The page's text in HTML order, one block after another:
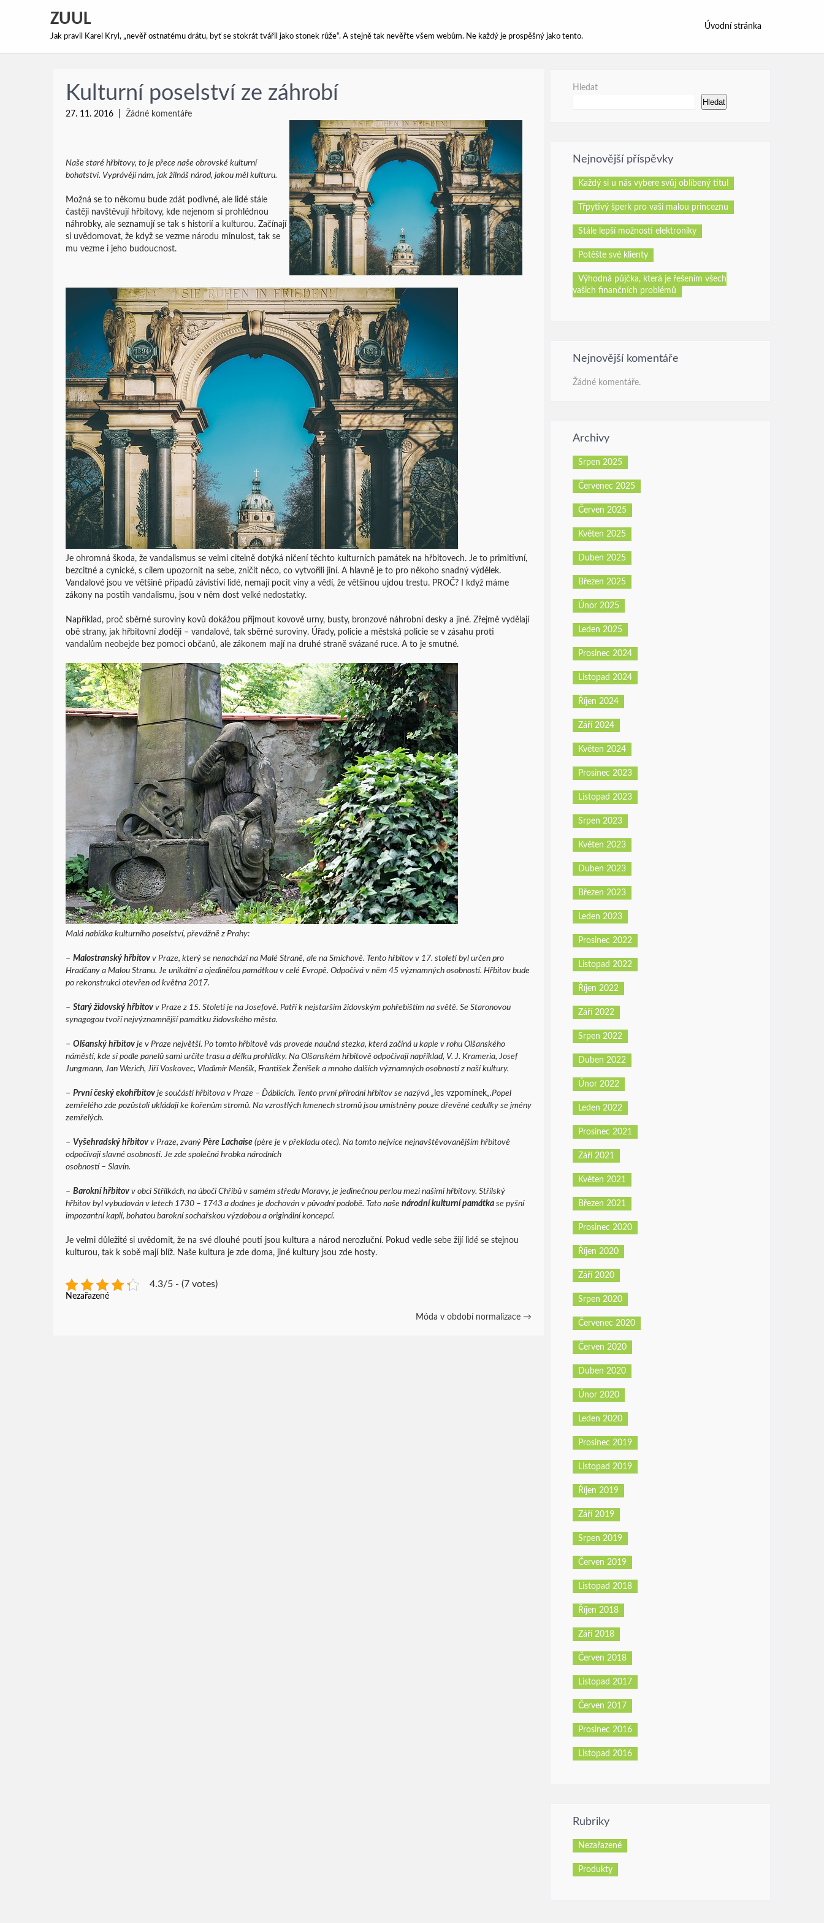
ZUUL
Jak pravil Karel Kryl, „nevěř ostnatému drátu, byť se stokrát tvářil jako stonek růže“. A stejně tak nevěřte všem webům. Ne každý je prospěšný jako tento.
Úvodní stránka
Kulturní poselství ze záhrobí
27. 11. 2016 Žádné komentáře
Naše staré hřbitovy, to je přece naše obrovské kulturní
bohatství. Vyprávějí nám, jak žilnáš národ, jakou měl kulturu.
Možná se to někomu bude zdát podivné, ale lidé stále
častěji navštěvují hřbitovy, kde nejenom si prohlédnou
náhrobky, ale seznamují se tak s historií a kulturou. Začínají
si uvědomovat, že když se vezme národu minulost, tak se
mu vezme i jeho budoucnost.
Je ohromná škoda, že vandalismus se velmi citelně dotýká ničení těchto kulturních památek na hřbitovech. Je to primitivní,
bezcitné a cynické, s cílem upozornit na sebe, zničit něco, co vytvořili jiní. A hlavně je to pro někoho snadný výdělek.
Vandalové jsou ve většině případů závistiví lidé, nemají pocit viny a vědí, že většinou ujdou trestu. PROČ? I když máme
zákony na postih vandalismu, jsou v něm dost velké nedostatky.
Například, proč sběrné suroviny kovů dokážou přijmout kovové urny, busty, bronzové náhrobní desky a jiné. Zřejmě vydělají
obě strany, jak hřbitovní zloději – vandalové, tak sběrné suroviny. Úřady, policie a městská policie se v zásahu proti
vandalům neobejde bez pomoci občanů, ale zákonem mají na druhé straně svázané ruce. A to je smutné.
Malá nabídka kulturního poselství, převážně z Prahy:
– Malostranský hřbitov v Praze, který se nenachází na Malé Straně, ale na Smíchově. Tento hřbitov v 17. století byl určen pro
Hradčany a Malou Stranu. Je unikátní a ojedinělou památkou v celé Evropě. Odpočívá v něm 45 významných osobností. Hřbitov bude
po rekonstrukci otevřen od května 2017.
– Starý židovský hřbitov v Praze z 15. Století je na Josefově. Patří k nejstarším židovským pohřebištím na světě. Se Staronovou
synagogou tvoří nejvýznamnější památku židovského města.
– Olšanský hřbitov je v Praze největší. Po tomto hřbitově vás provede naučná stezka, která začíná u kaple v rohu Olšanského
náměstí, kde si podle panelů sami určíte trasu a délku prohlídky. Na Olšanském hřbitově odpočívají například, V. J. Krameria, Josef
Jungmann, Jan Werich, Jiří Voskovec, Vladimír Menšík, František Ženíšek a mnoho dalších významných osobností z naší kultury.
– První český ekohřbitov je součástí hřbitova v Praze – Ďáblicích. Tento první přírodní hřbitov se nazývá „ les vzpomínek„.Popel
zemřelého zde pozůstalí ukládají ke kořenům stromů. Na vzrostlých kmenech stromů jsou umístněny pouze dřevěné cedulky se jmény
zemřelých.
– Vyšehradský hřbitov v Praze, zvaný Père Lachaise (père je v překladu otec). Na tomto nejvíce nejnavštěvovanějším hřbitově
odpočívají slavné osobnosti. Je zde společná hrobka národních
osobností – Slavín.
– Barokní hřbitov v obci Střílkách, na úbočí Chřibů v samém středu Moravy, je jedinečnou perlou mezi našimi hřbitovy. Střílský
hřbitov byl vybudován v letech 1730 – 1743 a dodnes je dochován v původní podobě. Tato naše národní kulturní památka se pyšní
impozantní kaplí, bohatou barokní sochařskou výzdobou a originální koncepcí.
Je velmi důležité si uvědomit, že na své dlouhé pouti jsou kultura a národ nerozluční. Pokud vedle sebe žijí lidé se stejnou
kulturou, tak k sobě mají blíž. Naše kultura je zde doma, jiné kultury jsou zde hosty.
4.3/5 - (7 votes)
Nezařazené
Móda v období normalizace →
Hledat
Hledat
Nejnovější příspěvky
Každý si u nás vybere svůj oblíbený titul
Třpytivý šperk pro vaši malou princeznu
Stále lepší možnosti elektroniky
Potěšte své klienty
Výhodná půjčka, která je řešením všech
vašich finančních problémů
Nejnovější komentáře
Žádné komentáře.
Archivy
Srpen 2025
Červenec 2025
Červen 2025
Květen 2025
Duben 2025
Březen 2025
Únor 2025
Leden 2025
Prosinec 2024
Listopad 2024
Říjen 2024
Září 2024
Květen 2024
Prosinec 2023
Listopad 2023
Srpen 2023
Květen 2023
Duben 2023
Březen 2023
Leden 2023
Prosinec 2022
Listopad 2022
Říjen 2022
Září 2022
Srpen 2022
Duben 2022
Únor 2022
Leden 2022
Prosinec 2021
Září 2021
Květen 2021
Březen 2021
Prosinec 2020
Říjen 2020
Září 2020
Srpen 2020
Červenec 2020
Červen 2020
Duben 2020
Únor 2020
Leden 2020
Prosinec 2019
Listopad 2019
Říjen 2019
Září 2019
Srpen 2019
Červen 2019
Listopad 2018
Říjen 2018
Září 2018
Červen 2018
Listopad 2017
Červen 2017
Prosinec 2016
Listopad 2016
Rubriky
Nezařazené
Produkty